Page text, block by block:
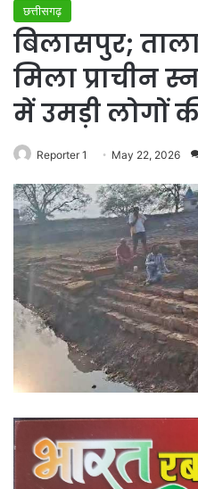
छत्तीसगढ़
बिलासपुर;
मिला प्राचीन
में उमड़ी लोगों
Reporter 1 May 22, 2026